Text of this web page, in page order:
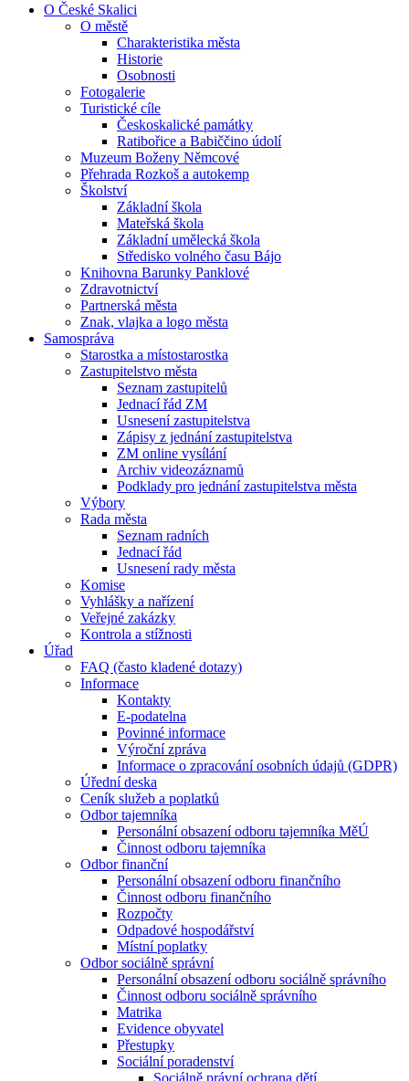
O České Skalici
O městě
Charakteristika města
Historie
Osobnosti
Fotogalerie
Turistické cíle
Českoskalické památky
Ratibořice a Babiččino údolí
Muzeum Boženy Němcové
Přehrada Rozkoš a autokemp
Školství
Základní škola
Mateřská škola
Základní umělecká škola
Středisko volného času Bájo
Knihovna Barunky Panklové
Zdravotnictví
Partnerská města
Znak, vlajka a logo města
Samospráva
Starostka a místostarostka
Zastupitelstvo města
Seznam zastupitelů
Jednací řád ZM
Usnesení zastupitelstva
Zápisy z jednání zastupitelstva
ZM online vysílání
Archiv videozáznamů
Podklady pro jednání zastupitelstva města
Výbory
Rada města
Seznam radních
Jednací řád
Usnesení rady města
Komise
Vyhlášky a nařízení
Veřejné zakázky
Kontrola a stížnosti
Úřad
FAQ (často kladené dotazy)
Informace
Kontakty
E-podatelna
Povinné informace
Výroční zpráva
Informace o zpracování osobních údajů (GDPR)
Úřední deska
Ceník služeb a poplatků
Odbor tajemníka
Personální obsazení odboru tajemníka MěÚ
Činnost odboru tajemníka
Odbor finanční
Personální obsazení odboru finančního
Činnost odboru finančního
Rozpočty
Odpadové hospodářství
Místní poplatky
Odbor sociálně správní
Personální obsazení odboru sociálně správního
Činnost odboru sociálně správního
Matrika
Evidence obyvatel
Přestupky
Sociální poradenství
Sociálně právní ochrana dětí